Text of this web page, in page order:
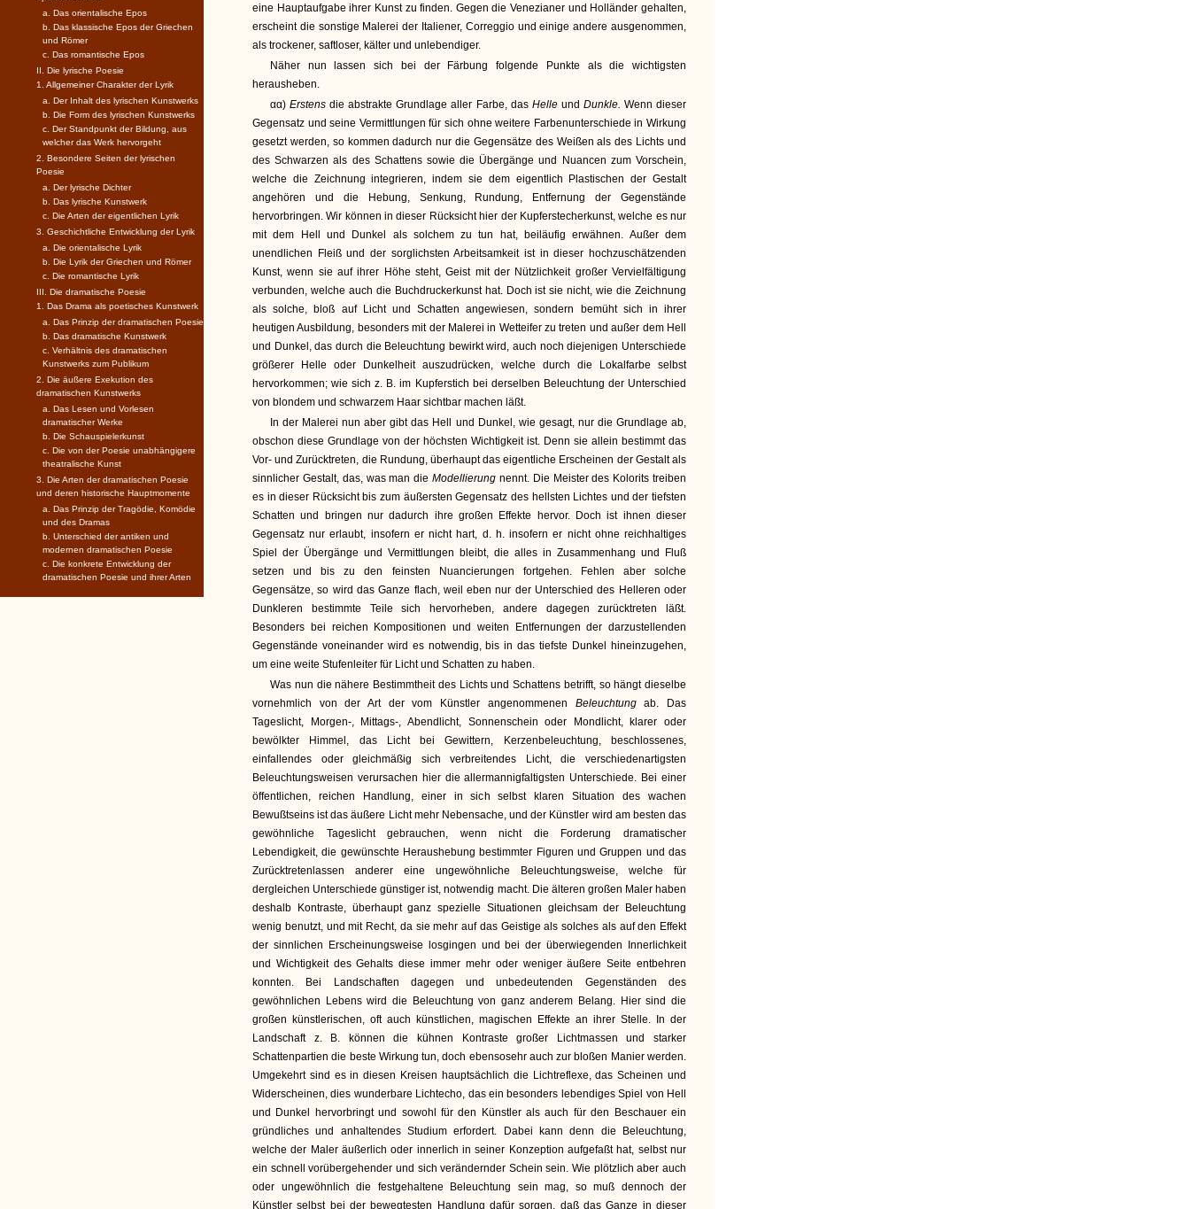
eine Hauptaufgabe ihrer Kunst zu finden. Gegen die Venezianer und Holländer gehalten,
erscheint die sonstige Malerei der Italiener, Correggio und einige andere ausgenommen,
als trockener, saftloser, kälter und unlebendiger.
Näher nun lassen sich bei der Färbung folgende Punkte als die wichtigsten
herausheben.
αα)Erstensdie abstrakte Grundlage aller Farbe, das Helle und Dunkle. Wenn dieser
Gegensatz und seine Vermittlungen für sich ohne weitere Farbenunterschiede in Wirkung
gesetzt werden, so kommen dadurch nur die Gegensätze des Weißen als des Lichts und
des Schwarzen als des Schattens sowie die Übergänge und Nuancen zum Vorschein,
welche die Zeichnung integrieren, indem sie dem eigentlich Plastischen der Gestalt
angehören und die Hebung, Senkung, Rundung, Entfernung der Gegenstände
hervorbringen. Wir können in dieser Rücksicht hier der Kupferstecherkunst, welche es nur
mit dem Hell und Dunkel als solchem zu tun hat, beiläufig erwähnen. Außer dem
unendlichen Fleiß und der sorglichsten Arbeitsamkeit ist in dieser hochzuschätzenden
Kunst, wenn sie auf ihrer Höhe steht, Geist mit der Nützlichkeit großer Vervielfältigung
verbunden, welche auch die Buchdruckerkunst hat. Doch ist sie nicht, wie die Zeichnung
als solche, bloß auf Licht und Schatten angewiesen, sondern bemüht sich in ihrer
heutigen Ausbildung, besonders mit der Malerei in Wetteifer zu treten und außer dem Hell
und Dunkel, das durch die Beleuchtung bewirkt wird, auch noch diejenigen Unterschiede
größerer Helle oder Dunkelheit auszudrücken, welche durch die Lokalfarbe selbst
hervorkommen; wie sich z. B. im Kupferstich bei derselben Beleuchtung der Unterschied
von blondem und schwarzem Haar sichtbar machen läßt.
In der Malerei nun aber gibt das Hell und Dunkel, wie gesagt, nur die Grundlage ab,
obschon diese Grundlage von der höchsten Wichtigkeit ist. Denn sie allein bestimmt das
Vor- und Zurücktreten, die Rundung, überhaupt das eigentliche Erscheinen der Gestalt als
sinnlicher Gestalt, das, was man die Modellierung nennt. Die Meister des Kolorits treiben
es in dieser Rücksicht bis zum äußersten Gegensatz des hellsten Lichtes und der tiefsten
Schatten und bringen nur dadurch ihre großen Effekte hervor. Doch ist ihnen dieser
Gegensatz nur erlaubt, insofern er nicht hart, d. h. insofern er nicht ohne reichhaltiges
Spiel der Übergänge und Vermittlungen bleibt, die alles in Zusammenhang und Fluß
setzen und bis zu den feinsten Nuancierungen fortgehen. Fehlen aber solche
Gegensätze, so wird das Ganze flach, weil eben nur der Unterschied des Helleren oder
Dunkleren bestimmte Teile sich hervorheben, andere dagegen zurücktreten läßt.
Besonders bei reichen Kompositionen und weiten Entfernungen der darzustellenden
Gegenstände voneinander wird es notwendig, bis in das tiefste Dunkel hineinzugehen,
um eine weite Stufenleiter für Licht und Schatten zu haben.
Was nun die nähere Bestimmtheit des Lichts und Schattens betrifft, so hängt dieselbe
vornehmlich von der Art der vom Künstler angenommenen Beleuchtungab. Das
Tageslicht, Morgen-, Mittags-, Abendlicht, Sonnenschein oder Mondlicht, klarer oder
bewölkter Himmel, das Licht bei Gewittern, Kerzenbeleuchtung, beschlossenes,
einfallendes oder gleichmäßig sich verbreitendes Licht, die verschiedenartigsten
Beleuchtungsweisen verursachen hier die allermannigfaltigsten Unterschiede. Bei einer
öffentlichen, reichen Handlung, einer in sich selbst klaren Situation des wachen
Bewußtseins ist das äußere Licht mehr Nebensache, und der Künstler wird am besten das
gewöhnliche Tageslicht gebrauchen, wenn nicht die Forderung dramatischer
Lebendigkeit, die gewünschte Heraushebung bestimmter Figuren und Gruppen und das
Zurücktretenlassen anderer eine ungewöhnliche Beleuchtungsweise, welche für
dergleichen Unterschiede günstiger ist, notwendig macht. Die älteren großen Maler haben
deshalb Kontraste, überhaupt ganz spezielle Situationen gleichsam der Beleuchtung
wenig benutzt, und mit Recht, da sie mehr auf das Geistige als solches als auf den Effekt
der sinnlichen Erscheinungsweise losgingen und bei der überwiegenden Innerlichkeit
und Wichtigkeit des Gehalts diese immer mehr oder weniger äußere Seite entbehren
konnten. Bei Landschaften dagegen und unbedeutenden Gegenständen des
gewöhnlichen Lebens wird die Beleuchtung von ganz anderem Belang. Hier sind die
großen künstlerischen, oft auch künstlichen, magischen Effekte an ihrer Stelle. In der
Landschaft z. B. können die kühnen Kontraste großer Lichtmassen und starker
Schattenpartien die beste Wirkung tun, doch ebensosehr auch zur bloßen Manier werden.
Umgekehrt sind es in diesen Kreisen hauptsächlich die Lichtreflexe, das Scheinen und
Widerscheinen, dies wunderbare Lichtecho, das ein besonders lebendiges Spiel von Hell
und Dunkel hervorbringt und sowohl für den Künstler als auch für den Beschauer ein
gründliches und anhaltendes Studium erfordert. Dabei kann denn die Beleuchtung,
welche der Maler äußerlich oder innerlich in seiner Konzeption aufgefaßt hat, selbst nur
ein schnell vorübergehender und sich verändernder Schein sein. Wie plötzlich aber auch
oder ungewöhnlich die festgehaltene Beleuchtung sein mag, so muß dennoch der
Künstler selbst bei der bewegtesten Handlung dafür sorgen, daß das Ganze in dieser
a. Das orientalische Epos
b. Das klassische Epos der Griechen
und Römer
c. Das romantische Epos
II. Die lyrische Poesie
1. Allgemeiner Charakter der Lyrik
a. Der Inhalt des lyrischen Kunstwerks
b. Die Form des lyrischen Kunstwerks
c. Der Standpunkt der Bildung, aus
welcher das Werk hervorgeht
2. Besondere Seiten der lyrischen
Poesie
a. Der lyrische Dichter
b. Das lyrische Kunstwerk
c. Die Arten der eigentlichen Lyrik
3. Geschichtliche Entwicklung der Lyrik
a. Die orientalische Lyrik
b. Die Lyrik der Griechen und Römer
c. Die romantische Lyrik
III. Die dramatische Poesie
1. Das Drama als poetisches Kunstwerk
a. Das Prinzip der dramatischen Poesie
b. Das dramatische Kunstwerk
c. Verhältnis des dramatischen
Kunstwerks zum Publikum
2. Die äußere Exekution des
dramatischen Kunstwerks
a. Das Lesen und Vorlesen
dramatischer Werke
b. Die Schauspielerkunst
c. Die von der Poesie unabhängigere
theatralische Kunst
3. Die Arten der dramatischen Poesie
und deren historische Hauptmomente
a. Das Prinzip der Tragödie, Komödie
und des Dramas
b. Unterschied der antiken und
modernen dramatischen Poesie
c. Die konkrete Entwicklung der
dramatischen Poesie und ihrer Arten